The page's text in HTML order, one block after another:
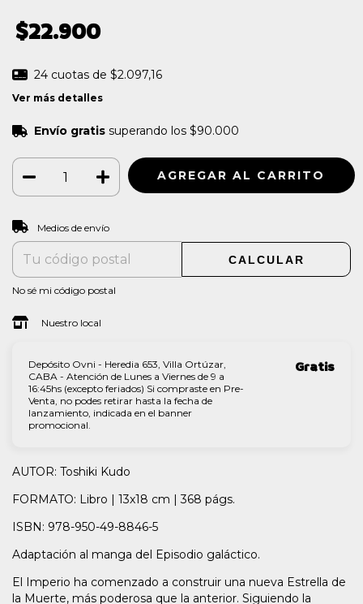
$22.900
24 cuotas de $2.097,16
Ver más detalles
Envío gratis superando los $90.000
Entregas para el CP:
Medios de envío
CALCULAR
No sé mi código postal
Nuestro local
Depósito Ovni - Heredia 653, Villa Ortúzar,
CABA - Atención de Lunes a Viernes de 9 a
16:45hs (excepto feriados) Si compraste en Pre-
Venta, no podes retirar hasta la fecha de
lanzamiento, indicada en el banner
promocional.
Gratis
AUTOR: Toshiki Kudo
FORMATO: Libro | 13x18 cm | 368 págs.
ISBN: 978-950-49-8846-5
Adaptación al manga del Episodio galáctico.
El Imperio ha comenzado a construir una nueva Estrella de
la Muerte, más poderosa que la anterior. Siguiendo la